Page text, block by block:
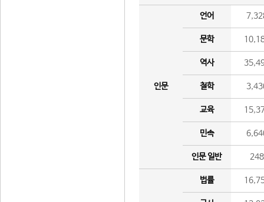
인문
언어
문학
역사
철학
교육
민속
인문 일반 248
법률